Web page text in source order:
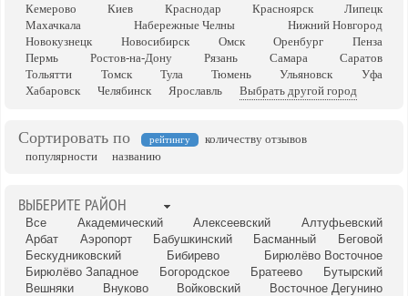
Кемерово
Киев Краснодар Красноярск
Липецк
Махачкала
Набережные Челны
Нижний Новгород
Новокузнецк
Новосибирск Омск Оренбург
Пенза
Пермь
Ростов-на-Дону Рязань Самара
Саратов
Тольятти
Томск Тула Тюмень Ульяновск
Уфа
Хабаровск
Челябинск Ярославль Выбрать другой город
Сортировать по рейтингу
количеству отзывов
популярности
названию
ВЫБЕРИТЕ РАЙОН
Все Академический Алексеевский
Алтуфьевский
Арбат
Аэропорт Бабушкинский Басманный
Беговой
Бескудниковский
Бибирево
Бирюлёво Восточное
Бирюлёво Западное
Богородское Братеево
Бутырский
Вешняки
Внуково Войковский
Восточное Дегунино